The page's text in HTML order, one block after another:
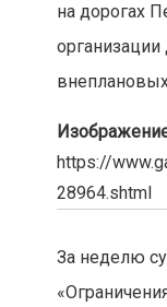
на дорогах
https://
28964.shtml
За неделю